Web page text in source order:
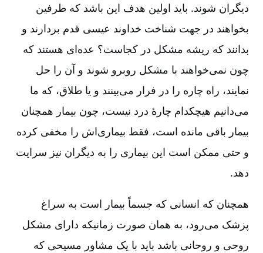
دیگران شوند. باید اولین هدف این باشد که طرفین
بخواهند در جهت شناخت خداوند عیسی قدم بردارند و
بدانند که ریشه مشکل در کجاست‌؟ عده‌ای هستند که
چون نمی‌خواهند با مشکل روبرو شوند و آن را حل
نمایند، راه چاره را در فرار می‌بینند و یا طلاق، که ما
می‌دانیم هیچکدام چارۀ درد نیست‌، چون بیمار همچنان
بیمار باقی مانده است‌، فقط بیماری‌اش را مخفی کرده
و حتی ممکن است این بیماری را به دیگران نیز سرایت
دهد.
همچنان که انسانی که جسماً بیمار است به سراغ
پزشک می‌رود، به همان صورت زمانیکه دارای مشکل
روحی و روحانی باشد باید با یک مشاور مسیحی که